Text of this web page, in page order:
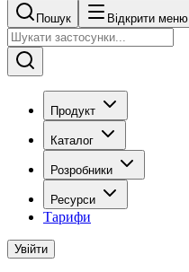
Пошук Відкрити меню
Продукт
Каталог
Розробники
Ресурси
Тарифи
Увійти